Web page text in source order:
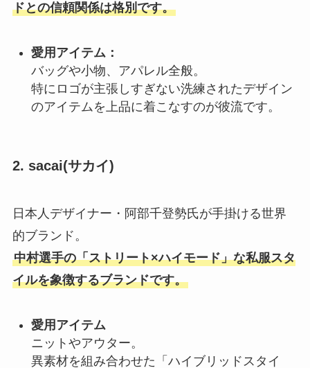
ドとの信頼関係は格別です。
愛用アイテム：
バッグや小物、アパレル全般。
特にロゴが主張しすぎない洗練されたデザイン
のアイテムを上品に着こなすのが彼流です。
2. sacai(サカイ)
日本人デザイナー・阿部千登勢氏が手掛ける世界
的ブランド。
中村選手の「ストリート×ハイモード」な私服スタ
イルを象徴するブランドです。
愛用アイテム
ニットやアウター。
異素材を組み合わせた「ハイブリッドスタイ